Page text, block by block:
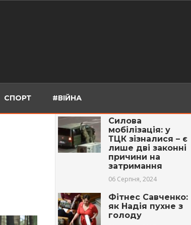
СПОРТ #ВІЙНА
Силова
мобілізація: у
ТЦК зізналися – є
лише дві законні
причини на
затримання
06 Серпня, 2024
Фітнес Савченко:
як Надія пухне з
голоду